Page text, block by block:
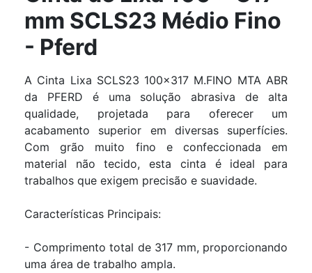
mm SCLS23 Médio Fino
- Pferd
A Cinta Lixa SCLS23 100x317 M.FINO MTA ABR
da PFERD é uma solução abrasiva de alta
qualidade, projetada para oferecer um
acabamento superior em diversas superfícies.
Com grão muito fino e confeccionada em
material não tecido, esta cinta é ideal para
trabalhos que exigem precisão e suavidade.
Características Principais:
- Comprimento total de 317 mm, proporcionando
uma área de trabalho ampla.